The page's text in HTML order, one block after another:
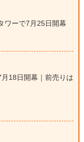
ワーで7月25日開幕
18日開幕｜前売りは